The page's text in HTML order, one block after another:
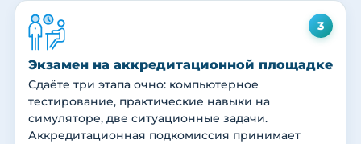
3
Экзамен на аккредитационной площадке
Сдаёте три этапа очно: компьютерное
тестирование, практические навыки на
симуляторе, две ситуационные задачи.
Аккредитационная подкомиссия принимает